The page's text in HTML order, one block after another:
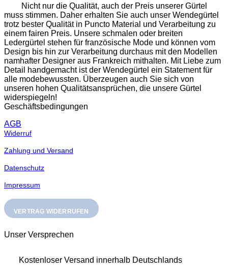
Varianten
auf.
Die
Optionen
können
auf
der
Produktseite
gewählt
werden
Nicht nur die Qualität, auch der Preis unserer Gürtel
muss stimmen. Daher erhalten Sie auch unser Wendegürtel
trotz bester Qualität in Puncto Material und Verarbeitung zu
einem fairen Preis. Unsere schmalen oder breiten
Ledergürtel stehen für französische Mode und können vom
Design bis hin zur Verarbeitung durchaus mit den Modellen
namhafter Designer aus Frankreich mithalten. Mit Liebe zum
Detail handgemacht ist der Wendegürtel ein Statement für
alle modebewussten. Überzeugen auch Sie sich von
unseren hohen Qualitätsansprüchen, die unsere Gürtel
widerspiegeln!
Geschäftsbedingungen
AGB
Widerruf
Zahlung und Versand
Datenschutz
Impressum
VERTRAG WIDERRUFEN
Unser Versprechen
Kostenloser Versand innerhalb Deutschlands